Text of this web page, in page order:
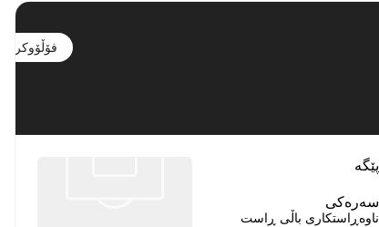
فۆڵۆوکردن
پێگە
سەرەکی
ناوەڕاستکاری باڵی ڕاست